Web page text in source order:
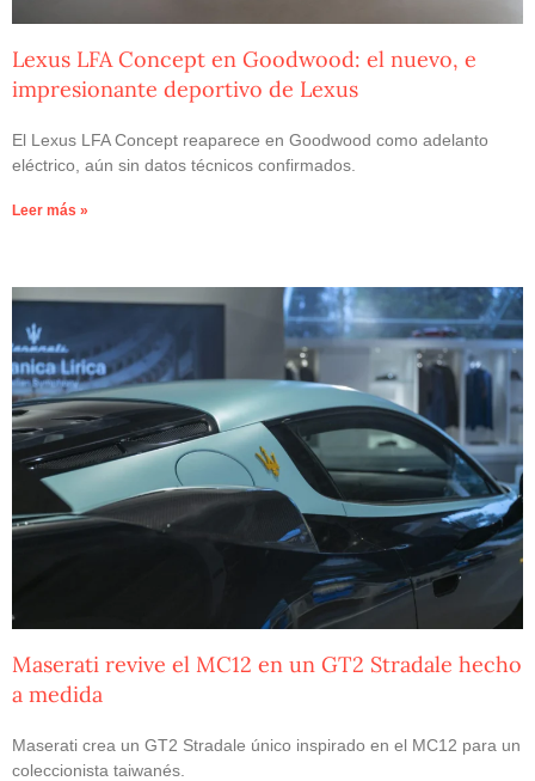
Lexus LFA Concept en Goodwood: el nuevo, e
impresionante deportivo de Lexus
El Lexus LFA Concept reaparece en Goodwood como adelanto
eléctrico, aún sin datos técnicos confirmados.
Leer más »
Maserati revive el MC12 en un GT2 Stradale hecho
a medida
Maserati crea un GT2 Stradale único inspirado en el MC12 para un
coleccionista taiwanés.